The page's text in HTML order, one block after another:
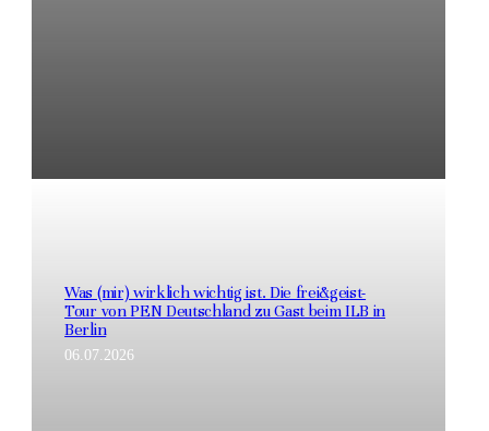
Was (mir) wirklich wichtig ist. Die frei&geist-
Tour von PEN Deutschland zu Gast beim ILB in
Berlin
06.07.2026